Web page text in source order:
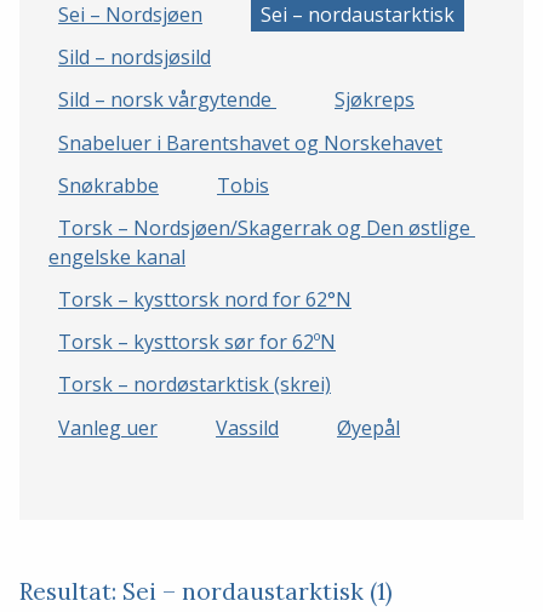
Sei – Nordsjøen
Sei – nordaustarktisk
Sild – nordsjøsild
Sild – norsk vårgytende
Sjøkreps
Snabeluer i Barentshavet og Norskehavet
Snøkrabbe
Tobis
Torsk – Nordsjøen/Skagerrak og Den østlige
engelske kanal
Torsk – kysttorsk nord for 62°N
Torsk – kysttorsk sør for 62ºN
Torsk – nordøstarktisk (skrei)
Vanleg uer
Vassild Øyepål
Resultat: Sei – nordaustarktisk (1)